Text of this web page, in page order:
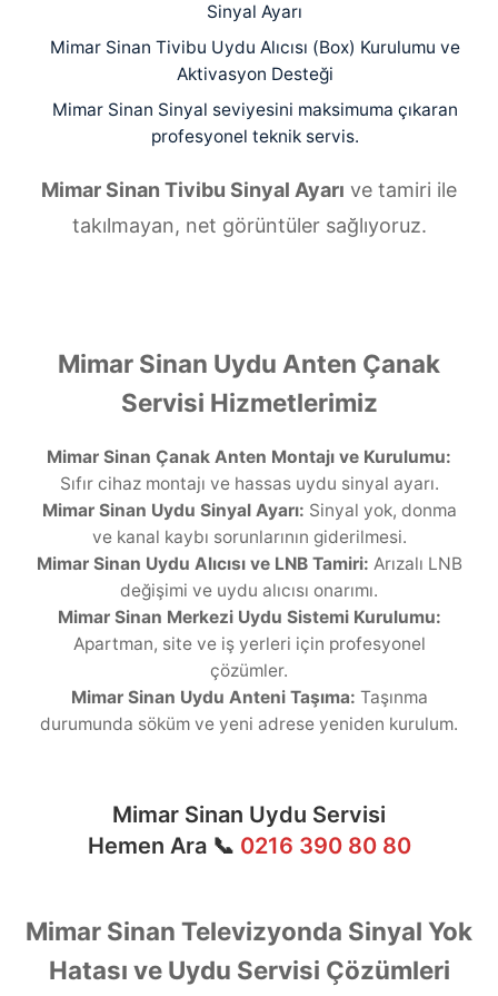
Sinyal Ayarı
Mimar Sinan Tivibu Uydu Alıcısı (Box) Kurulumu ve
Aktivasyon Desteği
Mimar Sinan Sinyal seviyesini maksimuma çıkaran
profesyonel teknik servis.
Mimar Sinan Tivibu Sinyal Ayarı ve tamiri ile
takılmayan, net görüntüler sağlıyoruz.
Mimar Sinan Uydu Anten Çanak
Servisi Hizmetlerimiz
Mimar Sinan Çanak Anten Montajı ve Kurulumu:
Sıfır cihaz montajı ve hassas uydu sinyal ayarı.
Mimar Sinan Uydu Sinyal Ayarı: Sinyal yok, donma
ve kanal kaybı sorunlarının giderilmesi.
Mimar Sinan Uydu Alıcısı ve LNB Tamiri: Arızalı LNB
değişimi ve uydu alıcısı onarımı.
Mimar Sinan Merkezi Uydu Sistemi Kurulumu:
Apartman, site ve iş yerleri için profesyonel
çözümler.
Mimar Sinan Uydu Anteni Taşıma: Taşınma
durumunda söküm ve yeni adrese yeniden kurulum.
Mimar Sinan Uydu Servisi
Hemen Ara 📞 0216 390 80 80
Mimar Sinan Televizyonda Sinyal Yok
Hatası ve Uydu Servisi Çözümleri